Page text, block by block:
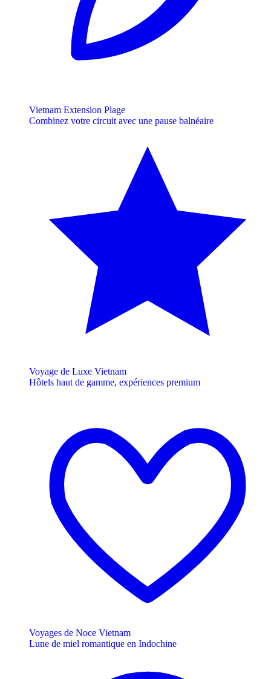
Vietnam Extension Plage
Combinez votre circuit avec une pause balnéaire
Voyage de Luxe Vietnam
Hôtels haut de gamme, expériences premium
Voyages de Noce Vietnam
Lune de miel romantique en Indochine